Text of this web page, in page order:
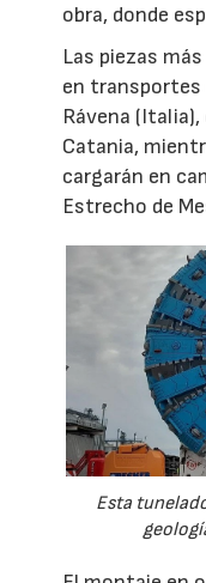
obra, donde
Las piezas
en transportes
Rávena
Catania,
cargarán en
Estrecho de
Esta